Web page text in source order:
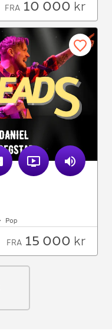
FRA 10 000 kr
Pop
FRA 15 000 kr